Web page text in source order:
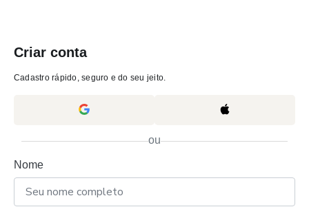
Criar conta
Cadastro rápido, seguro e do seu jeito.
ou
Nome